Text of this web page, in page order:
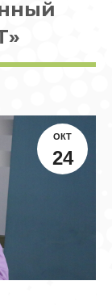
ОКТ
24